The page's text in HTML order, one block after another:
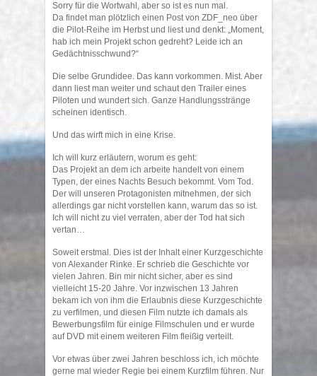
Sorry für die Wortwahl, aber so ist es nun mal.
Da findet man plötzlich einen Post von ZDF_neo über
die Pilot-Reihe im Herbst und liest und denkt: „Moment,
hab ich mein Projekt schon gedreht? Leide ich an
Gedächtnisschwund?“
Die selbe Grundidee. Das kann vorkommen. Mist. Aber
dann liest man weiter und schaut den Trailer eines
Piloten und wundert sich. Ganze Handlungsstränge
scheinen identisch.
Und das wirft mich in eine Krise.
Ich will kurz erläutern, worum es geht:
Das Projekt an dem ich arbeite handelt von einem
Typen, der eines Nachts Besuch bekommt. Vom Tod.
Der will unseren Protagonisten mitnehmen, der sich
allerdings gar nicht vorstellen kann, warum das so ist.
Ich will nicht zu viel verraten, aber der Tod hat sich
vertan…
Soweit erstmal. Dies ist der Inhalt einer Kurzgeschichte
von Alexander Rinke. Er schrieb die Geschichte vor
vielen Jahren. Bin mir nicht sicher, aber es sind
vielleicht 15-20 Jahre. Vor inzwischen 13 Jahren
bekam ich von ihm die Erlaubnis diese Kurzgeschichte
zu verfilmen, und diesen Film nutzte ich damals als
Bewerbungsfilm für einige Filmschulen und er wurde
auf DVD mit einem weiteren Film fleißig verteilt.
Vor etwas über zwei Jahren beschloss ich, ich möchte
gerne mal wieder Regie bei einem Kurzfilm führen. Nur